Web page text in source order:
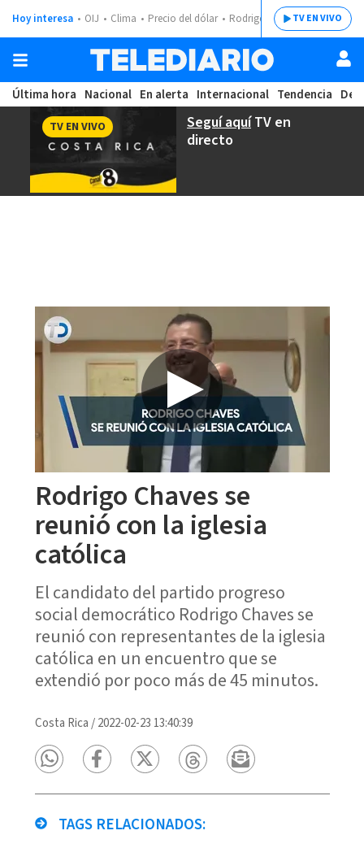
Hoy interesa OIJ Clima Precio del dólar Rodrigo ChavesTV EN VIVO
Última hora Nacional En alerta Internacional Tendencia
Seguí aquíTV en
directo
TV EN VIVO
Rodrigo Chaves se
reunió con la iglesia
católica
El candidato del partido progreso
social democrático Rodrigo Chaves se
reunió con representantes de la iglesia
católica en un encuentro que se
extendió por poco más de 45 minutos.
Costa Rica /2022-02-23 13:40:39
TAGS RELACIONADOS: